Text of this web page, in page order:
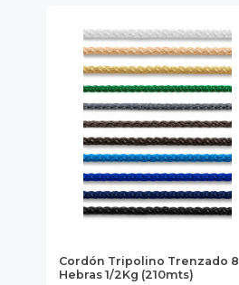
Cordón Tripolino Trenzado 8
Hebras 1/2Kg (210mts)